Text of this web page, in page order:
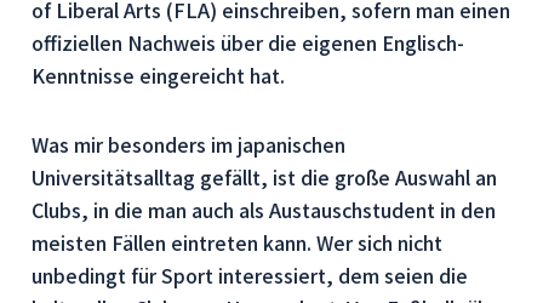
of Liberal Arts (FLA) einschreiben, sofern man einen
offiziellen Nachweis über die eigenen Englisch-
Kenntnisse eingereicht hat.
Was mir besonders im japanischen
Universitätsalltag gefällt, ist die große Auswahl an
Clubs, in die man auch als Austauschstudent in den
meisten Fällen eintreten kann. Wer sich nicht
unbedingt für Sport interessiert, dem seien die